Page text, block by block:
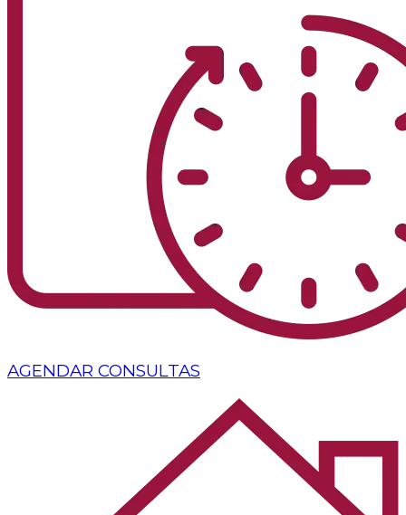
AGENDAR CONSULTAS